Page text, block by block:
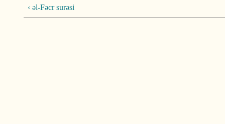
‹ əl-Fəcr surəsi